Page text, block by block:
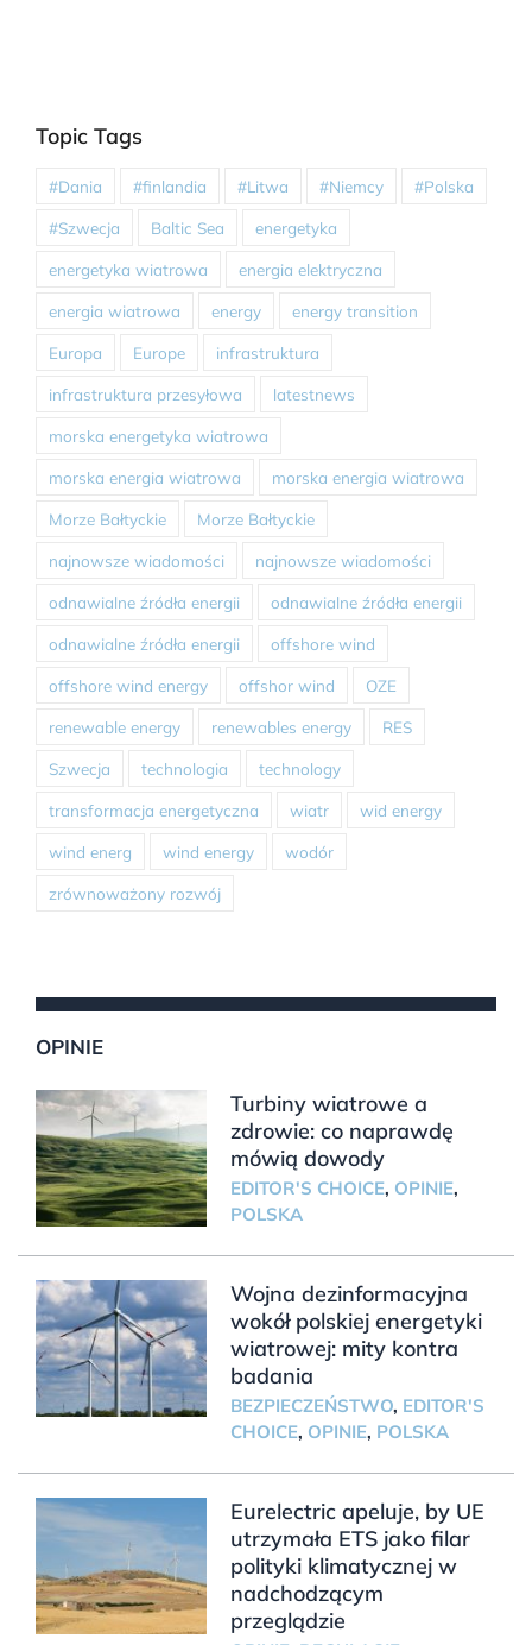
Topic Tags
#Dania #finlandia #Litwa #Niemcy #Polska
#Szwecja Baltic Sea energetyka
energetyka wiatrowa energia elektryczna
energia wiatrowa energy energy transition
Europa Europe infrastruktura
infrastruktura przesyłowa latestnews
morska energetyka wiatrowa
morska energia wiatrowa morska energia wiatrowa
Morze Bałtyckie Morze Bałtyckie
najnowsze wiadomości najnowsze wiadomości
odnawialne źródła energii odnawialne źródła energii
odnawialne źródła energii offshore wind
offshore wind energy offshor wind OZE
renewable energy renewables energy RES
Szwecja technologia technology
transformacja energetyczna wiatr wid energy
wind energ wind energy wodór
zrównoważony rozwój
OPINIE
Turbiny wiatrowe a
zdrowie: co naprawdę
mówią dowody
EDITOR'S CHOICE, OPINIE,
POLSKA
Wojna dezinformacyjna
wokół polskiej energetyki
wiatrowej: mity kontra
badania
BEZPIECZEŃSTWO, EDITOR'S
CHOICE, OPINIE, POLSKA
Eurelectric apeluje, by UE
utrzymała ETS jako filar
polityki klimatycznej w
nadchodzącym
przeglądzie